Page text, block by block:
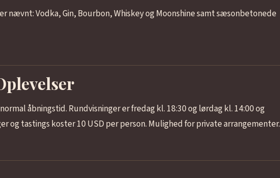
nævnt: Vodka, Gin, Bourbon, Whiskey og Moonshine samt sæsonbetonede
åbningstid. Rundvisninger er fredag kl. 18:30 og lørdag kl. 14:00 og
og tastings koster 10 USD per person. Mulighed for private arrangementer.